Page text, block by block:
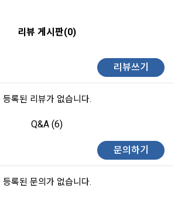
리뷰 게시판(0)
리뷰쓰기
등록된 리뷰가 없습니다.
Q&A (6)
문의하기
등록된 문의가 없습니다.